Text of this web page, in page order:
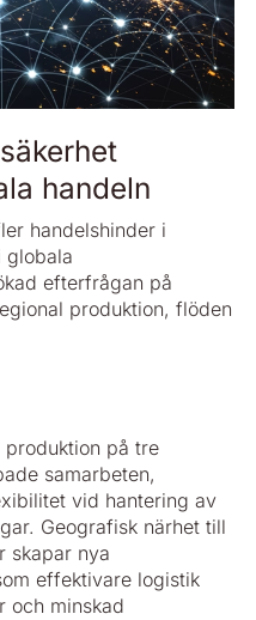
handeln
handelshinder i
globala
efterfrågan på
produktion, flöden
på tre
samarbeten,
vid hantering av
Geografisk närhet till
skapar nya
effektivare logistik
och minskad